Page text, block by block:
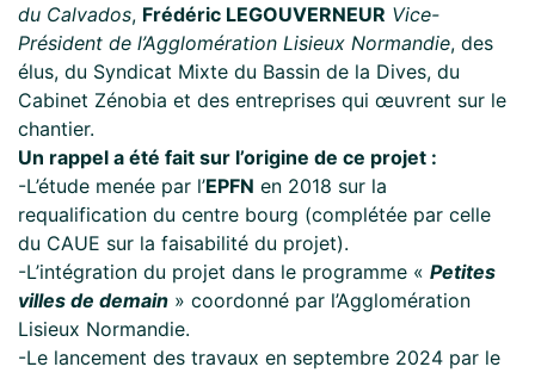
du Calvados, Frédéric LEGOUVERNEUR Vice-
Président de l’Agglomération Lisieux Normandie, des
élus, du Syndicat Mixte du Bassin de la Dives, du
Cabinet Zénobia et des entreprises qui œuvrent sur le
chantier.
Un rappel a été fait sur l’origine de ce projet :
-L’étude menée par l’EPFN en 2018 sur la
requalification du centre bourg (complétée par celle
du CAUE sur la faisabilité du projet).
-L’intégration du projet dans le programme « Petites
villes de demain » coordonné par l’Agglomération
Lisieux Normandie.
-Le lancement des travaux en septembre 2024 par le